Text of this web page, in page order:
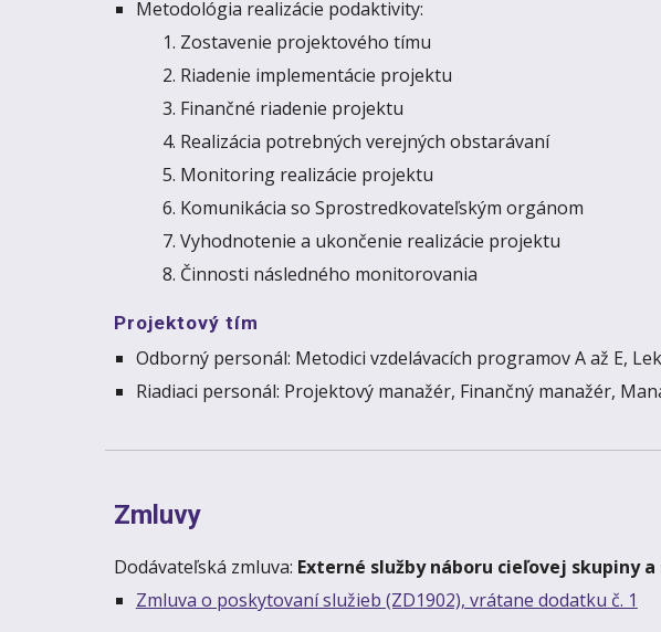
Metodológia realizácie podaktivity:
Zostavenie projektového tímu
Riadenie implementácie projektu
Finančné riadenie projektu
Realizácia potrebných verejných obstarávaní
Monitoring realizácie projektu
Komunikácia so Sprostredkovateľským orgánom
Vyhodnotenie a ukončenie realizácie projektu
Činnosti následného monitorovania
Projektový tím
Odborný personál: Metodici vzdelávacích programov A až E,
Riadiaci personál: Projektový manažér, Finančný manažér,
Zmluvy
Dodávateľská zmluva: Externé služby náboru cieľovej skupiny
Zmluva o poskytovaní služieb (ZD1902), vrátane dodatku č. 1